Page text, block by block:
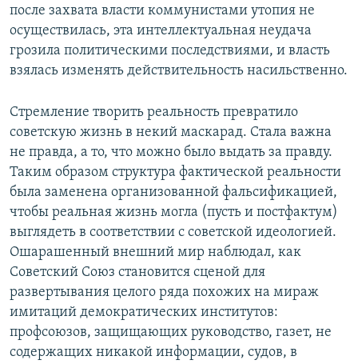
после захвата власти коммунистами утопия не
осуществилась, эта интеллектуальная неудача
грозила политическими последствиями, и власть
взялась изменять действительность насильственно.
Стремление творить реальность превратило
советскую жизнь в некий маскарад. Стала важна
не правда, а то, что можно было выдать за правду.
Таким образом структура фактической реальности
была заменена организованной фальсификацией,
чтобы реальная жизнь могла (пусть и постфактум)
выглядеть в соответствии с советской идеологией.
Ошарашенный внешний мир наблюдал, как
Советский Союз становится сценой для
развертывания целого ряда похожих на мираж
имитаций демократических институтов:
профсоюзов, защищающих руководство, газет, не
содержащих никакой информации, судов, в